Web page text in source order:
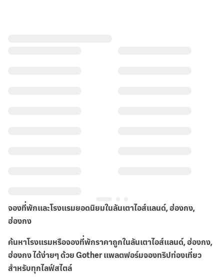
จองที่พักและโรงแรมยอดนิยมในลันเตาไอส์แลนด์, ฮ่องกง,
ฮ่องกง
ค้นหาโรงแรมหรือจองที่พักราคาถูกในลันเตาไอส์แลนด์, ฮ่องกง,
ฮ่องกง ได้ง่ายๆ ด้วย Gother แพลตฟอร์มจองทริปท่องเที่ยว
สำหรับทุกไลฟ์สไตล์